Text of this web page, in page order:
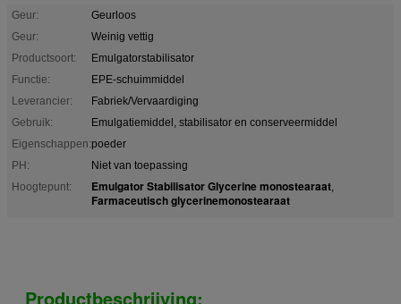
Geur:
Geurloos
Geur:
Weinig vettig
Productsoort:
Emulgatorstabilisator
Functie:
EPE-schuimmiddel
Leverancier:
Fabriek/Vervaardiging
Gebruik:
Emulgatiemiddel, stabilisator en conserveermiddel
Eigenschappen:poeder
PH:
Niet van toepassing
Hoogtepunt:
Emulgator Stabilisator Glycerine monostearaat,
Farmaceutisch glycerinemonostearaat
Productbeschrijving: